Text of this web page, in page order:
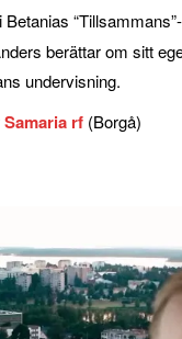
i Betanias
berättar om sitt
undervisning.
Samaria rf (Borgå)